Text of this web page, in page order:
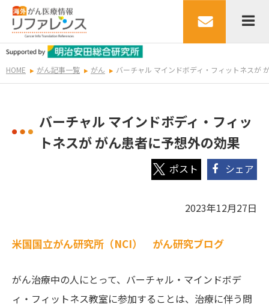
HOME がん記事一覧 がん バーチャル マインドボディ・フィットネスが
バーチャル マインドボディ・フィッ
トネスが がん患者に予想外の効果
シェア
2023年12月27日
米国国立がん研究所（NCI） がん研究ブログ
がん治療中の人にとって、バーチャル・マインドボデ
ィ・フィットネス教室に参加することは、治療に伴う問